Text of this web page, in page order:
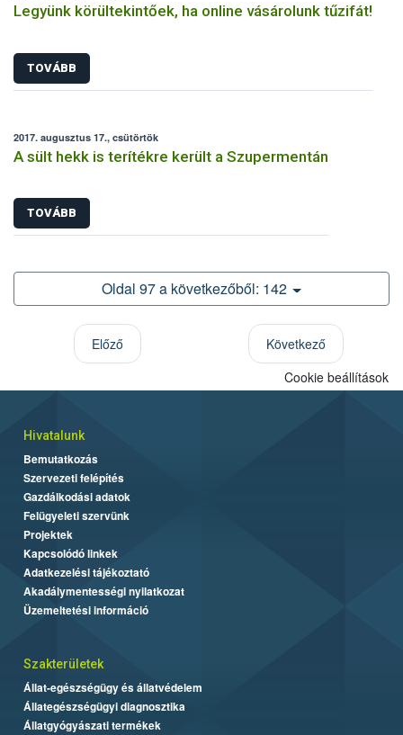
Legyünk körültekintőek, ha online vásárolunk tűzifát!
TOVÁBB
2017. augusztus 17., csütörtök
A sült hekk is terítékre került a Szupermentán
TOVÁBB
Oldal 97 a következőből: 142
Előző
Következő
Cookie beállítások
Hivatalunk
Bemutatkozás
Szervezeti felépítés
Gazdálkodási adatok
Felügyeleti szervünk
Projektek
Kapcsolódó linkek
Adatkezelési tájékoztató
Akadálymentességi nyilatkozat
Üzemeltetési információ
Szakterületek
Állat-egészségügy és állatvédelem
Állategészségügyi diagnosztika
Állatgyógyászati termékek